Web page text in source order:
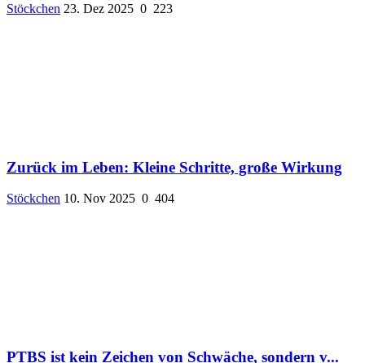
Stöckchen 23. Dez 2025 0 223
Zurück im Leben: Kleine Schritte, große Wirkung
Stöckchen 10. Nov 2025 0 404
PTBS ist kein Zeichen von Schwäche, sondern v...